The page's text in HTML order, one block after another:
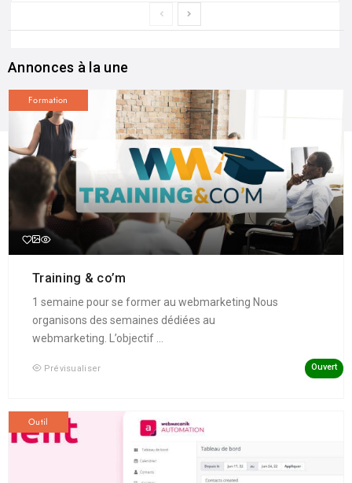
Annonces à la une
Formation
Training & co’m
1 semaine pour se former au webmarketing Nous
organisons des semaines dédiées au
webmarketing. L’objectif ...
Prévisualiser Ouvert
Outil